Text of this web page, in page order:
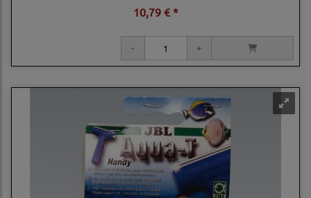
10,79 € *